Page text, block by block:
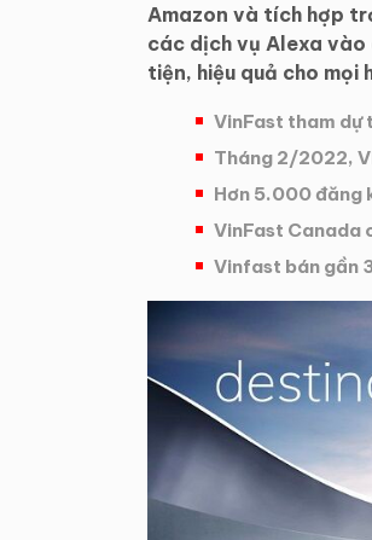
Amazon và tích hợp
các dịch vụ Alexa vào
tiện, hiệu quả cho mọi
VinFast tham dự
Tháng 2/2022,
Hơn 5.000 đăng
VinFast Canada
Vinfast bán gần